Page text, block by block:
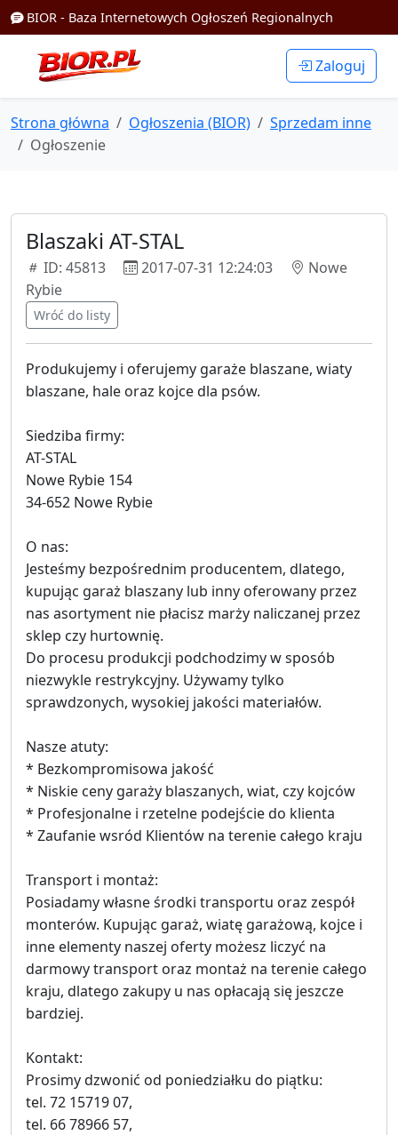
BIOR - Baza Internetowych Ogłoszeń Regionalnych
Zaloguj
Strona główna Ogłoszenia (BIOR)
Sprzedam inne
Ogłoszenie
Blaszaki AT-STAL
ID: 45813 2017-07-31 12:24:03
Nowe
Rybie
Wróć do listy
Produkujemy i oferujemy garaże blaszane, wiaty
blaszane, hale oraz kojce dla psów.
Siedziba firmy:
AT-STAL
Nowe Rybie 154
34-652 Nowe Rybie
O nas:
Jesteśmy bezpośrednim producentem, dlatego,
kupując garaż blaszany lub inny oferowany przez
nas asortyment nie płacisz marży naliczanej przez
sklep czy hurtownię.
Do procesu produkcji podchodzimy w sposób
niezwykle restrykcyjny. Używamy tylko
sprawdzonych, wysokiej jakości materiałów.
Nasze atuty:
* Bezkompromisowa jakość
* Niskie ceny garaży blaszanych, wiat, czy kojców
* Profesjonalne i rzetelne podejście do klienta
* Zaufanie wsród Klientów na terenie całego kraju
Transport i montaż:
Posiadamy własne środki transportu oraz zespół
monterów. Kupując garaż, wiatę garażową, kojce i
inne elementy naszej oferty możesz liczyć na
darmowy transport oraz montaż na terenie całego
kraju, dlatego zakupy u nas opłacają się jeszcze
bardziej.
Kontakt:
Prosimy dzwonić od poniedziałku do piątku:
tel. ​72 15719 07,
tel. 66 78966 57,